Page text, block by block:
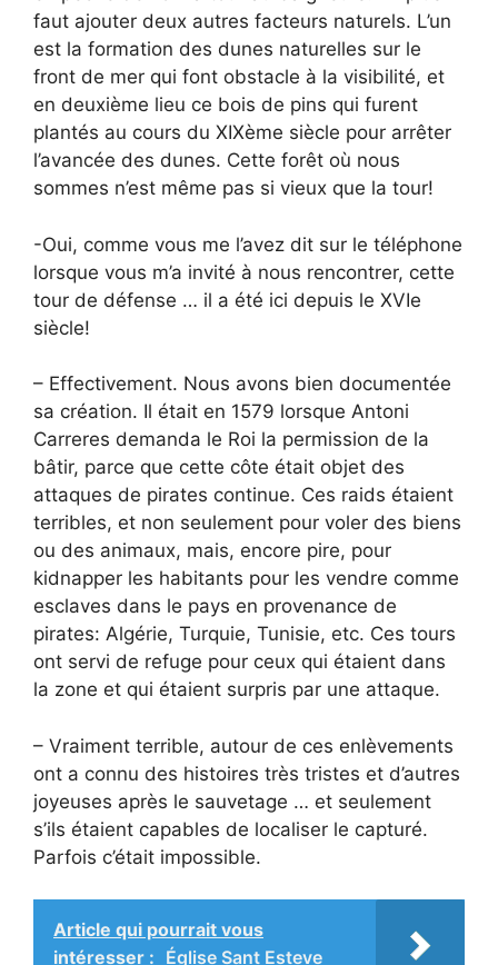
faut ajouter deux autres facteurs naturels. L’un
est la formation des dunes naturelles sur le
front de mer qui font obstacle à la visibilité, et
en deuxième lieu ce bois de pins qui furent
plantés au cours du XIXème siècle pour arrêter
l’avancée des dunes. Cette forêt où nous
sommes n’est même pas si vieux que la tour!
-Oui, comme vous me l’avez dit sur le téléphone
lorsque vous m’a invité à nous rencontrer, cette
tour de défense … il a été ici depuis le XVIe
siècle!
– Effectivement. Nous avons bien documentée
sa création. Il était en 1579 lorsque Antoni
Carreres demanda le Roi la permission de la
bâtir, parce que cette côte était objet des
attaques de pirates continue. Ces raids étaient
terribles, et non seulement pour voler des biens
ou des animaux, mais, encore pire, pour
kidnapper les habitants pour les vendre comme
esclaves dans le pays en provenance de
pirates: Algérie, Turquie, Tunisie, etc. Ces tours
ont servi de refuge pour ceux qui étaient dans
la zone et qui étaient surpris par une attaque.
– Vraiment terrible, autour de ces enlèvements
ont a connu des histoires très tristes et d’autres
joyeuses après le sauvetage … et seulement
s’ils étaient capables de localiser le capturé.
Parfois c’était impossible.
Article qui pourrait vous
intéresser : Église Sant Esteve